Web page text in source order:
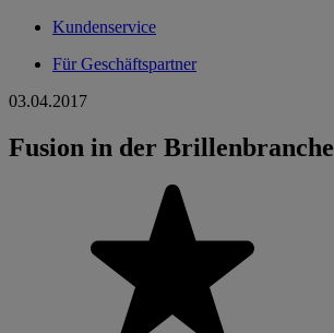
Kundenservice
Für Geschäftspartner
03.04.2017
Fusion in der Brillenbranche